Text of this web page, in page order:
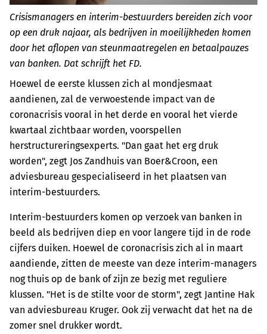
Crisismanagers en interim-bestuurders bereiden zich voor
op een druk najaar, als bedrijven in moeilijkheden komen
door het aflopen van steunmaatregelen en betaalpauzes
van banken. Dat schrijft het FD.
Hoewel de eerste klussen zich al mondjesmaat
aandienen, zal de verwoestende impact van de
coronacrisis vooral in het derde en vooral het vierde
kwartaal zichtbaar worden, voorspellen
herstructureringsexperts. "Dan gaat het erg druk
worden", zegt Jos Zandhuis van Boer&Croon, een
adviesbureau gespecialiseerd in het plaatsen van
interim-bestuurders.
Interim-bestuurders komen op verzoek van banken in
beeld als bedrijven diep en voor langere tijd in de rode
cijfers duiken. Hoewel de coronacrisis zich al in maart
aandiende, zitten de meeste van deze interim-managers
nog thuis op de bank of zijn ze bezig met reguliere
klussen. "Het is de stilte voor de storm", zegt Jantine Hak
van adviesbureau Kruger. Ook zij verwacht dat het na de
zomer snel drukker wordt.